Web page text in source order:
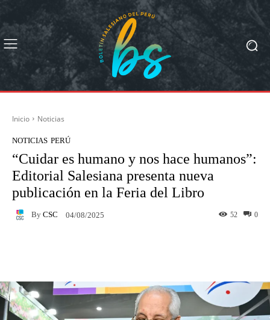
Inicio Noticias
NOTICIAS PERÚ
“Cuidar es humano y nos hace humanos”:
Editorial Salesiana presenta nueva
publicación en la Feria del Libro
By CSC 04/08/2025 0
52